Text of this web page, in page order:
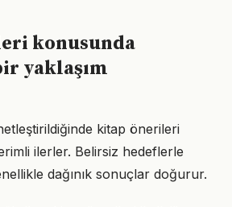
konusunda
yaklaşım
kitap önerileri
ilerler. Belirsiz hedeflerle
dağınık sonuçlar doğurur.